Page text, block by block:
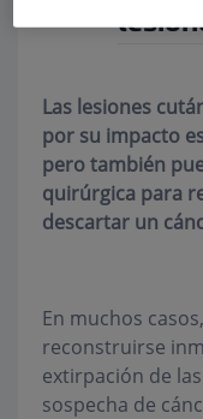
Las lesiones
por su impacto
pero también
quirúrgica para
descartar un
En muchos
reconstruirse
extirpación de
sospecha de